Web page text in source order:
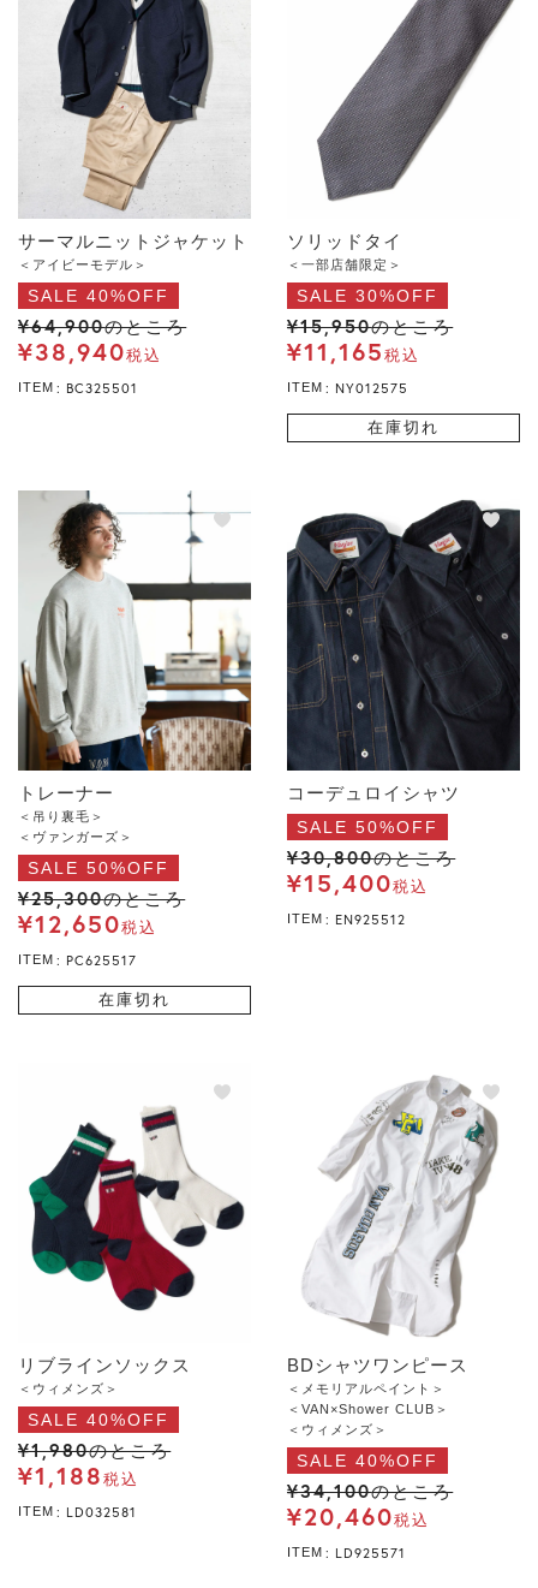
サーマルニットジャケット
＜アイビーモデル＞
SALE 40%OFF
¥64,900のところ
¥38,940税込
ITEM BC325501
ソリッドタイ
＜一部店舗限定＞
SALE 30%OFF
¥15,950のところ
¥11,165税込
ITEM NY012575
在庫切れ
トレーナー
＜吊り裏毛＞
＜ヴァンガーズ＞
SALE 50%OFF
¥25,300のところ
¥12,650税込
ITEM PC625517
在庫切れ
コーデュロイシャツ
SALE 50%OFF
¥30,800のところ
¥15,400税込
ITEM EN925512
リブラインソックス
＜ウィメンズ＞
SALE 40%OFF
¥1,980のところ
¥1,188税込
ITEM LD032581
BDシャツワンピース
＜メモリアルペイント＞
＜VAN×Shower CLUB＞
＜ウィメンズ＞
SALE 40%OFF
¥34,100のところ
¥20,460税込
ITEM LD925571